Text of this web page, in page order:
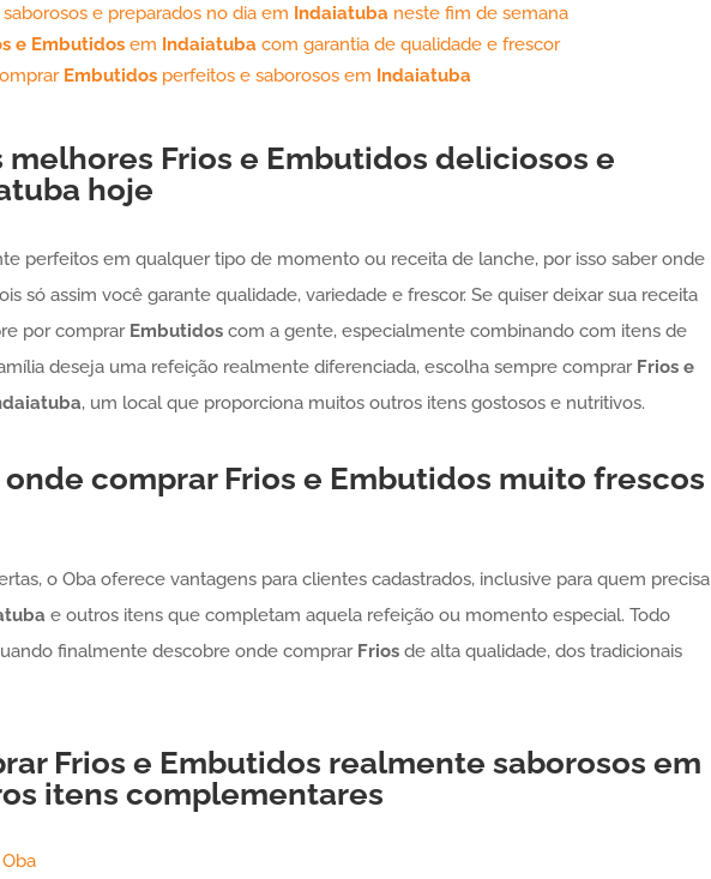
e preparados no dia em Indaiatubaneste fim de semana
e Embutidosem Indaiatubacom garantia de qualidade e frescor
Embutidosperfeitos e saborosos em Indaiatuba
melhores Frios e Embutidos deliciosos e
hoje
perfeitos em qualquer tipo de momento ou receita de lanche, por isso saber onde
só assim você garante qualidade, variedade e frescor. Se quiser deixar sua receita
por comprar Embutidoscom a gente, especialmente combinando com itens de
deseja uma refeição realmente diferenciada, escolha sempre comprar Frios e
, um local que proporciona muitos outros itens gostosos e nutritivos.
comprar Frios e Embutidos muito frescos
o Oba oferece vantagens para clientes cadastrados, inclusive para quem precisa
e outros itens que completam aquela refeição ou momento especial. Todo
finalmente descobre onde comprar Friosde alta qualidade, dos tradicionais
Frios e Embutidos realmente saborosos em
itens complementares